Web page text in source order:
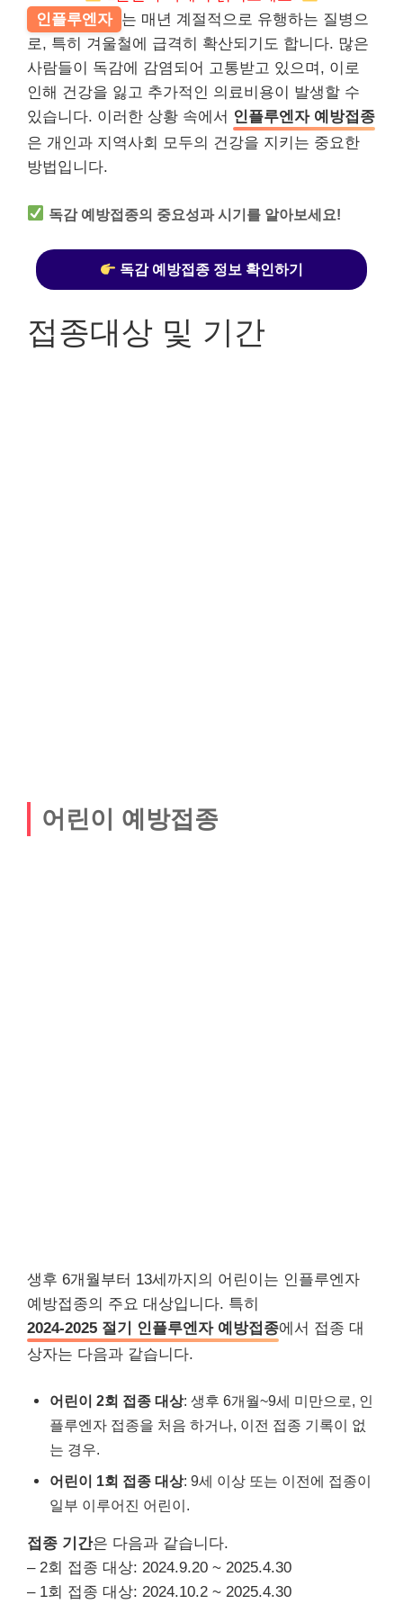
인플루엔자 는 매년 계절적으로 유행하는 질병으
로, 특히 겨울철에 급격히 확산되기도 합니다. 많은
사람들이 독감에 감염되어 고통받고 있으며, 이로
인해 건강을 잃고 추가적인 의료비용이 발생할 수
있습니다. 이러한 상황 속에서 인플루엔자 예방접종
은 개인과 지역사회 모두의 건강을 지키는 중요한
방법입니다.
독감 예방접종의 중요성과 시기를 알아보세요!
독감 예방접종 정보 확인하기
접종대상 및 기간
어린이 예방접종
생후 6개월부터 13세까지의 어린이는 인플루엔자
예방접종의 주요 대상입니다. 특히
2024-2025 절기 인플루엔자 예방접종에서 접종 대
상자는 다음과 같습니다.
어린이 2회 접종 대상: 생후 6개월~9세 미만으로, 인
플루엔자 접종을 처음 하거나, 이전 접종 기록이 없
는 경우.
어린이 1회 접종 대상: 9세 이상 또는 이전에 접종이
일부 이루어진 어린이.
접종 기간은 다음과 같습니다.
– 2회 접종 대상: 2024.9.20 ~ 2025.4.30
– 1회 접종 대상: 2024.10.2 ~ 2025.4.30